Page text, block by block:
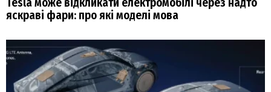
яскраві фари: про які моделі мова